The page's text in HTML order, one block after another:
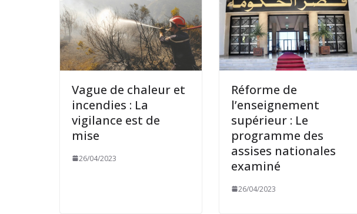
Vague de chaleur et
incendies : La
vigilance est de
mise
26/04/2023
Réforme de
l’enseignement
supérieur : Le
programme des
assises nationales
examiné
26/04/2023